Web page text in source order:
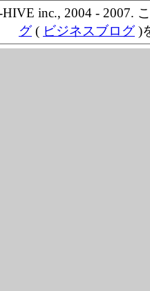
HIVE inc., 2004 - 2007.
グ( ビジネスブログ)